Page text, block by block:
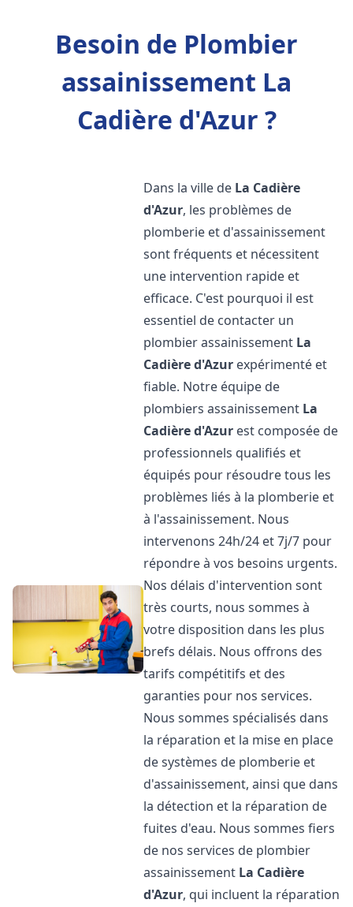
Besoin de Plombier
assainissement La
Cadière d'Azur ?
Dans la ville de La Cadière
d'Azur, les problèmes de
plomberie et d'assainissement
sont fréquents et nécessitent
une intervention rapide et
efficace. C'est pourquoi il est
essentiel de contacter un
plombier assainissement La
Cadière d'Azur expérimenté et
fiable. Notre équipe de
plombiers assainissement La
Cadière d'Azur est composée de
professionnels qualifiés et
équipés pour résoudre tous les
problèmes liés à la plomberie et
à l'assainissement. Nous
intervenons 24h/24 et 7j/7 pour
répondre à vos besoins urgents.
Nos délais d'intervention sont
très courts, nous sommes à
votre disposition dans les plus
brefs délais. Nous offrons des
tarifs compétitifs et des
garanties pour nos services.
Nous sommes spécialisés dans
la réparation et la mise en place
de systèmes de plomberie et
d'assainissement, ainsi que dans
la détection et la réparation de
fuites d'eau. Nous sommes fiers
de nos services de plombier
assainissement La Cadière
d'Azur, qui incluent la réparation